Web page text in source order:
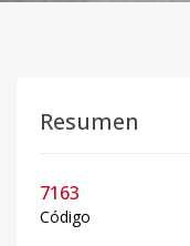
Resumen
7163
Código